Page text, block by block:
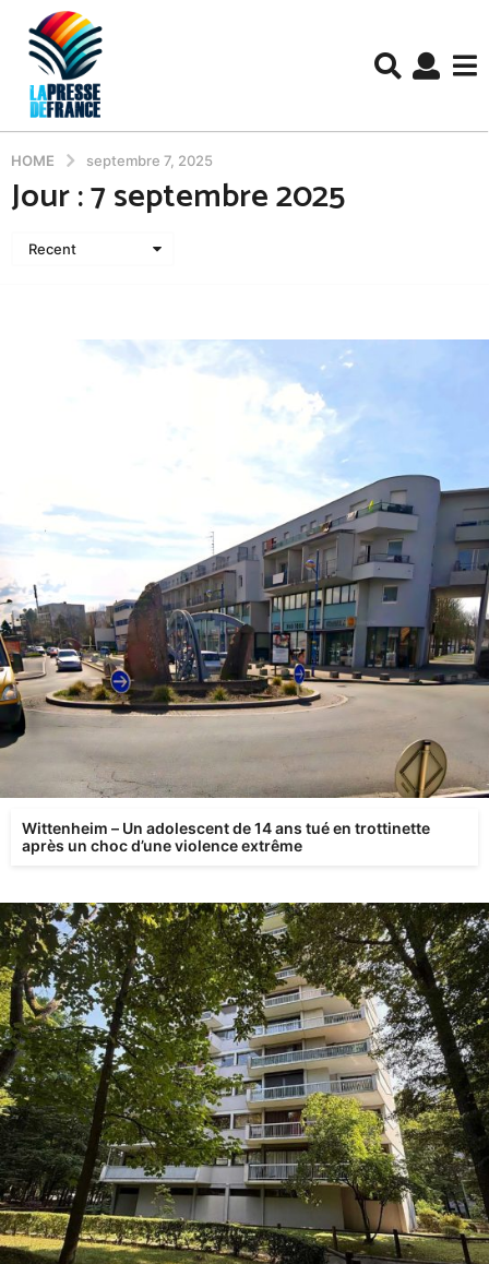
HOME septembre 7, 2025
Jour :7 septembre 2025
Recent
Wittenheim – Un adolescent de 14 ans tué en trottinette
après un choc d’une violence extrême